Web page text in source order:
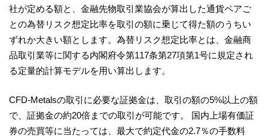
社が定める額と、金融先物取引業協会が算出した通貨ペアご
との為替リスク想定比率を取引の額に乗じて得た額のうちい
ずれか大きい額とします。為替リスク想定比率とは、金融商
品取引業等に関する内閣府令第117条第27項第1号に規定され
る定量的計算モデルを用い算出します。
CFD-Metalsの取引に必要な証拠金は、取引の額の5%以上の額
で、証拠金の約20倍までの取引が可能です。 国内上場有価証
券の売買等に当たっては、最大で約定代金の2.7％の手数料